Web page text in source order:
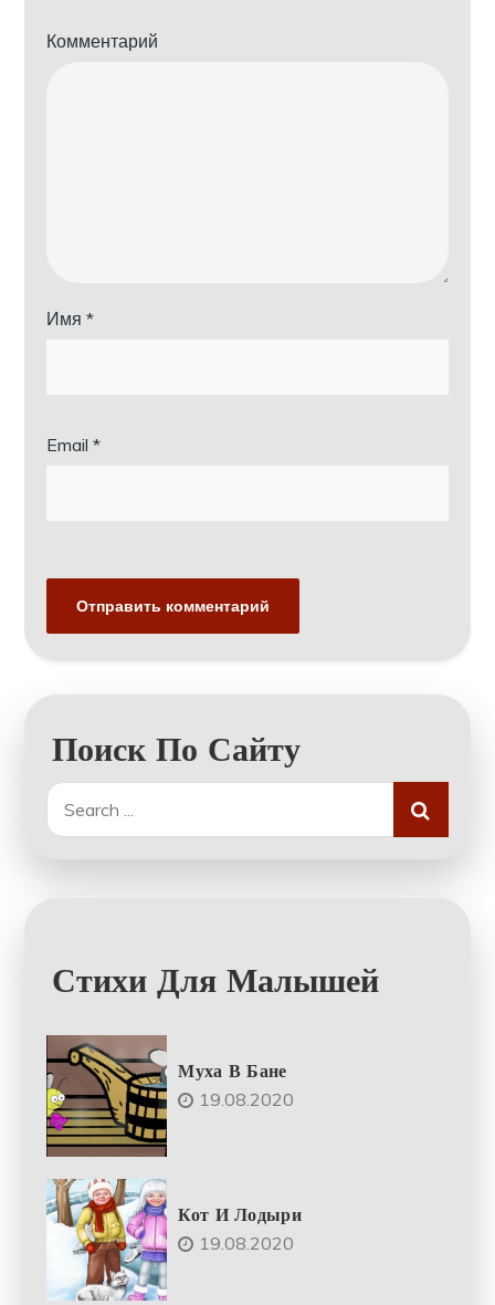
Комментарий
Имя*
Email*
Поиск По Сайту
Search
for:
Стихи Для Малышей
Муха В Бане
19.08.2020
Кот И Лодыри
19.08.2020